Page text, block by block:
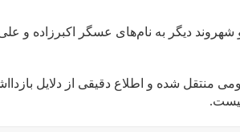
شهروند دیگر به نام‌های عسگر اکبرزاده و علی
منتقل شده و اطلاع دقیقی از دلایل